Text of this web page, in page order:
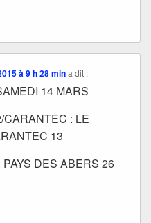
à 9 h 28 min a dit :
14 MARS
CARANTEC : LE
13
DES ABERS 26